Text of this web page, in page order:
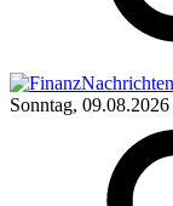
Sonntag, 09.08.2026